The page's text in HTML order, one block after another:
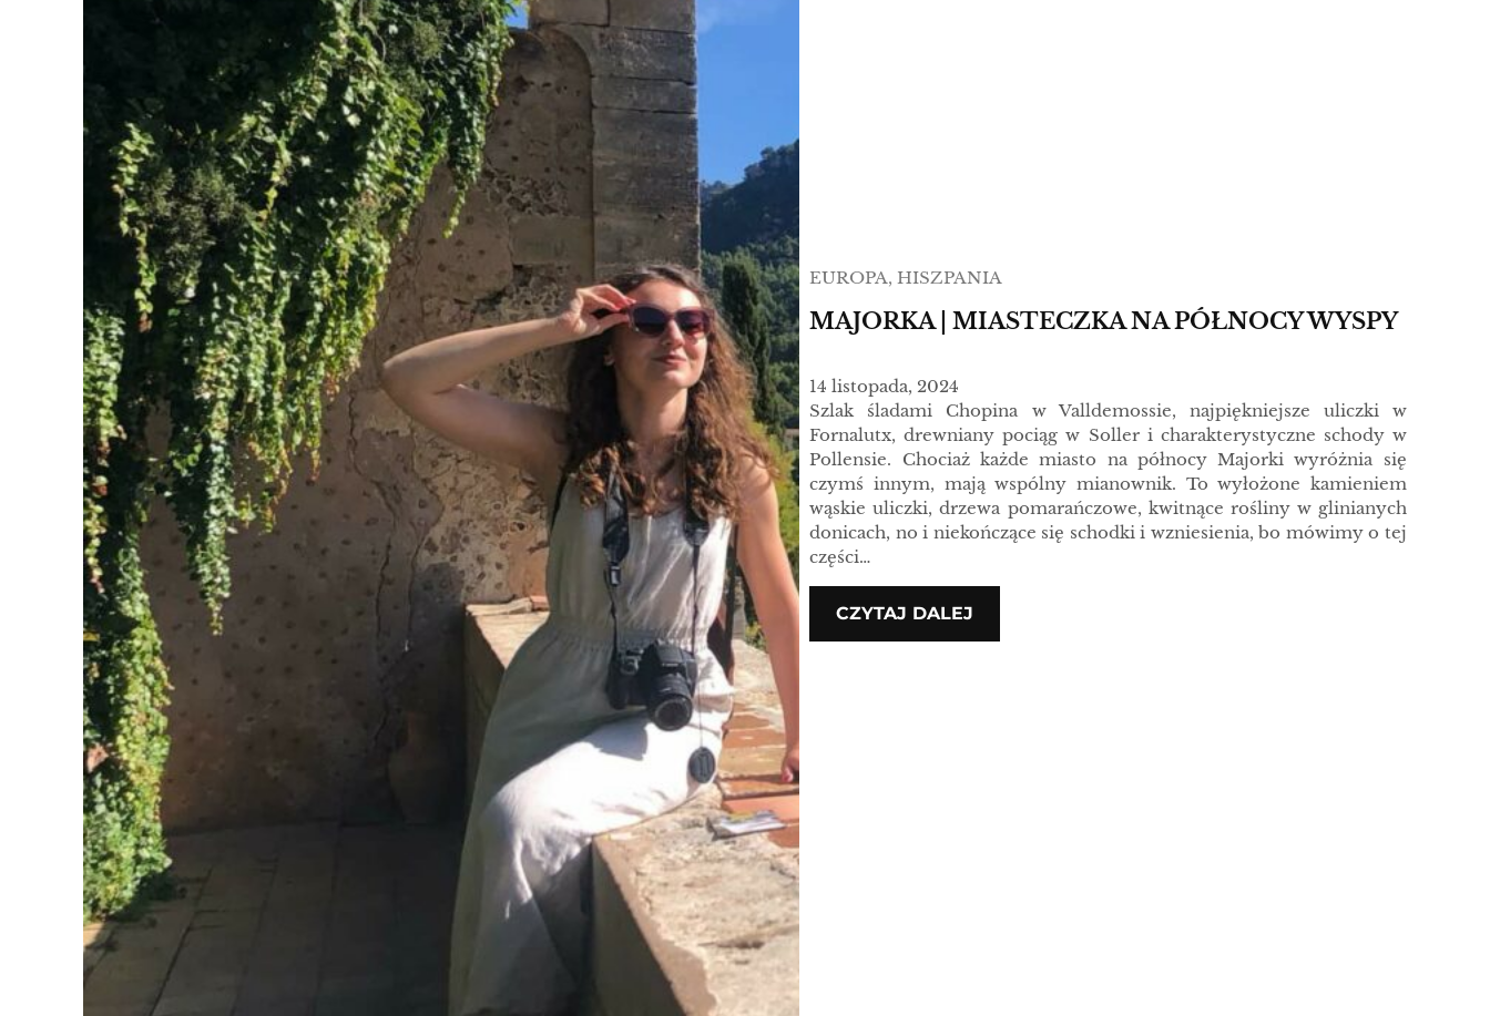
EUROPA, HISZPANIA
MAJORKA | MIASTECZKA NA PÓŁNOCY WYSPY
14 listopada, 2024
Szlak śladami Chopina w Valldemossie, najpiękniejsze uliczki w
Fornalutx, drewniany pociąg w Soller i charakterystyczne schody w
Pollensie. Chociaż każde miasto na północy Majorki wyróżnia się
czymś innym, mają wspólny mianownik. To wyłożone kamieniem
wąskie uliczki, drzewa pomarańczowe, kwitnące rośliny w glinianych
donicach, no i niekończące się schodki i wzniesienia, bo mówimy o tej
części…
CZYTAJ DALEJ